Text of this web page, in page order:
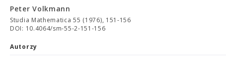
Peter Volkmann
Studia Mathematica 55 (1976), 151-156
DOI: 10.4064/sm-55-2-151-156
Autorzy